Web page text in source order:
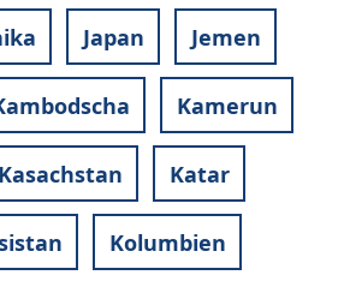
Japan Jemen
Kamerun
Kasachstan Katar
Kolumbien